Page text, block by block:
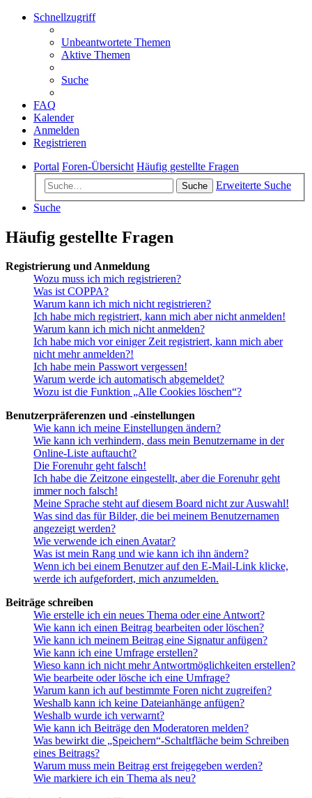
Schnellzugriff
Unbeantwortete Themen
Aktive Themen
Suche
FAQ
Kalender
Anmelden
Registrieren
Portal Foren-Übersicht Häufig gestellte Fragen
Suche
Erweiterte Suche
Suche
Häufig gestellte Fragen
Registrierung und Anmeldung
Wozu muss ich mich registrieren?
Was ist COPPA?
Warum kann ich mich nicht registrieren?
Ich habe mich registriert, kann mich aber nicht anmelden!
Warum kann ich mich nicht anmelden?
Ich habe mich vor einiger Zeit registriert, kann mich aber
nicht mehr anmelden?!
Ich habe mein Passwort vergessen!
Warum werde ich automatisch abgemeldet?
Wozu ist die Funktion „Alle Cookies löschen“?
Benutzerpräferenzen und -einstellungen
Wie kann ich meine Einstellungen ändern?
Wie kann ich verhindern, dass mein Benutzername in der
Online-Liste auftaucht?
Die Forenuhr geht falsch!
Ich habe die Zeitzone eingestellt, aber die Forenuhr geht
immer noch falsch!
Meine Sprache steht auf diesem Board nicht zur Auswahl!
Was sind das für Bilder, die bei meinem Benutzernamen
angezeigt werden?
Wie verwende ich einen Avatar?
Was ist mein Rang und wie kann ich ihn ändern?
Wenn ich bei einem Benutzer auf den E-Mail-Link klicke,
werde ich aufgefordert, mich anzumelden.
Beiträge schreiben
Wie erstelle ich ein neues Thema oder eine Antwort?
Wie kann ich einen Beitrag bearbeiten oder löschen?
Wie kann ich meinem Beitrag eine Signatur anfügen?
Wie kann ich eine Umfrage erstellen?
Wieso kann ich nicht mehr Antwortmöglichkeiten erstellen?
Wie bearbeite oder lösche ich eine Umfrage?
Warum kann ich auf bestimmte Foren nicht zugreifen?
Weshalb kann ich keine Dateianhänge anfügen?
Weshalb wurde ich verwarnt?
Wie kann ich Beiträge den Moderatoren melden?
Was bewirkt die „Speichern“-Schaltfläche beim Schreiben
eines Beitrags?
Warum muss mein Beitrag erst freigegeben werden?
Wie markiere ich ein Thema als neu?